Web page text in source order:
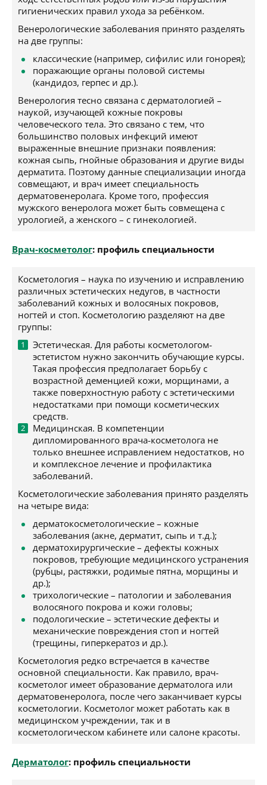
гигиенических правил ухода за ребёнком.
Венерологические заболевания принято разделять
на две группы:
классические (например, сифилис или гонорея);
поражающие органы половой системы
(кандидоз, герпес и др.).
Венерология тесно связана с дерматологией –
наукой, изучающей кожные покровы
человеческого тела. Это связано с тем, что
большинство половых инфекций имеют
выраженные внешние признаки появления:
кожная сыпь, гнойные образования и другие виды
дерматита. Поэтому данные специализации иногда
совмещают, и врач имеет специальность
дерматовенеролага. Кроме того, профессия
мужского венеролога может быть совмещена с
урологией, а женского – с гинекологией.
Врач-косметолог: профиль специальности
Косметология – наука по изучению и исправлению
различных эстетических недугов, в частности
заболеваний кожных и волосяных покровов,
ногтей и стоп. Косметологию разделяют на две
группы:
Эстетическая. Для работы косметологом-
эстетистом нужно закончить обучающие курсы.
Такая профессия предполагает борьбу с
возрастной деменцией кожи, морщинами, а
также поверхностную работу с эстетическими
недостатками при помощи косметических
средств.
Медицинская. В компетенции
дипломированного врача-косметолога не
только внешнее исправлением недостатков, но
и комплексное лечение и профилактика
заболеваний.
Косметологические заболевания принято разделять
на четыре вида:
дерматокосметологические – кожные
заболевания (акне, дерматит, сыпь и т.д.);
дерматохирургические – дефекты кожных
покровов, требующие медицинского устранения
(рубцы, растяжки, родимые пятна, морщины и
др.);
трихологические – патологии и заболевания
волосяного покрова и кожи головы;
подологические – эстетические дефекты и
механические повреждения стоп и ногтей
(трещины, гиперкератоз и др.).
Косметология редко встречается в качестве
основной специальности. Как правило, врач-
косметолог имеет образование дерматолога или
дерматовенеролога, после чего заканчивает курсы
косметологии. Косметолог может работать как в
медицинском учреждении, так и в
косметологическом кабинете или салоне красоты.
Дерматолог: профиль специальности